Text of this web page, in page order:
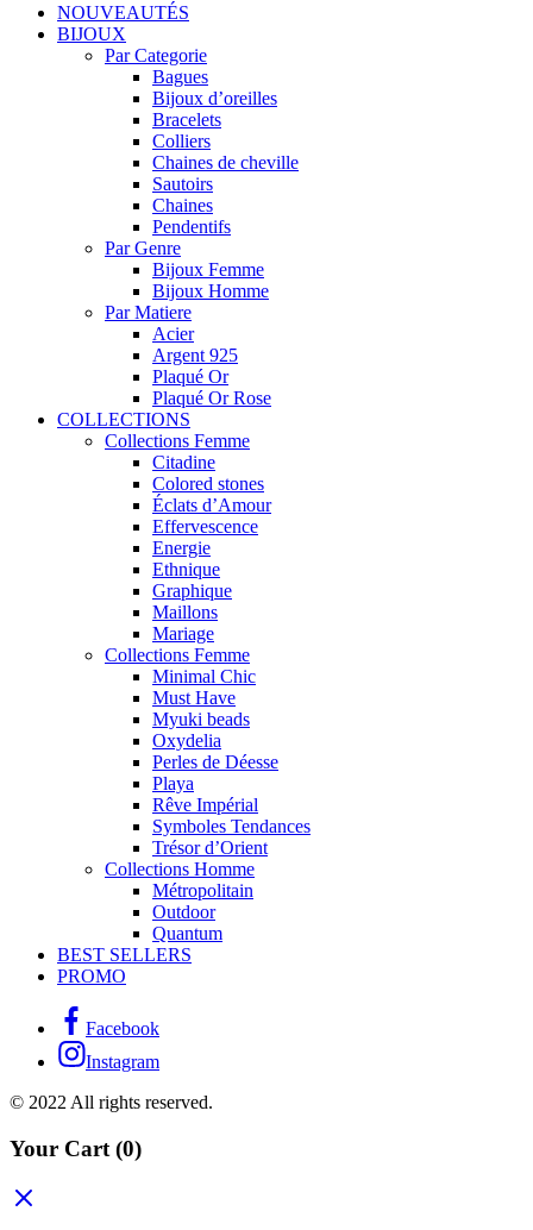
NOUVEAUTÉS
BIJOUX
Par Categorie
Bagues
Bijoux d’oreilles
Bracelets
Colliers
Chaines de cheville
Sautoirs
Chaines
Pendentifs
Par Genre
Bijoux Femme
Bijoux Homme
Par Matiere
Acier
Argent 925
Plaqué Or
Plaqué Or Rose
COLLECTIONS
Collections Femme
Citadine
Colored stones
Éclats d’Amour
Effervescence
Energie
Ethnique
Graphique
Maillons
Mariage
Collections Femme
Minimal Chic
Must Have
Myuki beads
Oxydelia
Perles de Déesse
Playa
Rêve Impérial
Symboles Tendances
Trésor d’Orient
Collections Homme
Métropolitain
Outdoor
Quantum
BEST SELLERS
PROMO
Facebook
Instagram
© 2022 All rights reserved.
Your Cart (0)